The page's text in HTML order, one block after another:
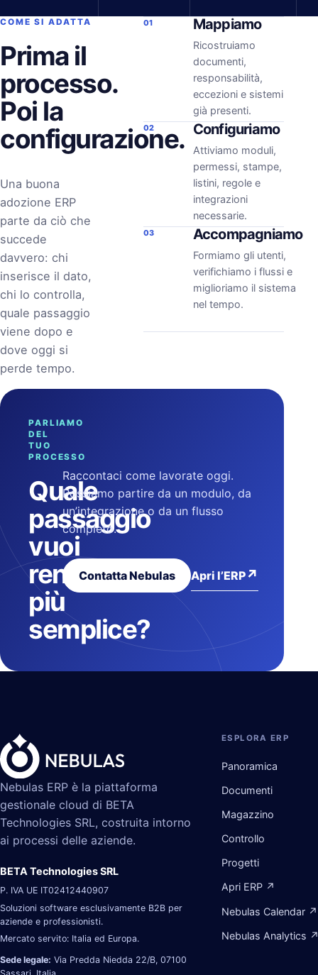
COME SI ADATTA
Prima il
processo.
Poi la
configurazione.
Una buona
adozione ERP
parte da ciò che
succede
davvero: chi
inserisce il dato,
chi lo controlla,
quale passaggio
viene dopo e
dove oggi si
perde tempo.
01 Mappiamo
Ricostruiamo
documenti,
responsabilità,
eccezioni e sistemi
già presenti.
02 Configuriamo
Attiviamo moduli,
permessi, stampe,
listini, regole e
integrazioni
necessarie.
03 Accompagniamo
Formiamo gli utenti,
verifichiamo i flussi e
miglioriamo il sistema
nel tempo.
PARLIAMO
DEL
TUO
PROCESSO
Quale
passaggio
vuoi
rendere
più
semplice?
Raccontaci come lavorate oggi.
Possiamo partire da un modulo, da
un’integrazione o da un flusso
completo.
Contatta Nebulas Apri l’ERP ↗
Nebulas ERP è la piattaforma
gestionale cloud di BETA
Technologies SRL, costruita intorno
ai processi delle aziende.
BETA Technologies SRL
P. IVA UE IT02412440907
Soluzioni software esclusivamente B2B per
aziende e professionisti.
Mercato servito: Italia ed Europa.
Sede legale: Via Predda Niedda 22/B, 07100
ESPLORA ERP
Panoramica
Documenti
Magazzino
Controllo
Progetti
Apri ERP ↗
Nebulas Calendar ↗
Nebulas Analytics